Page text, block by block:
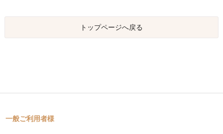
トップページへ戻る
一般ご利用者様